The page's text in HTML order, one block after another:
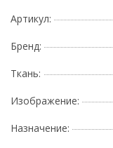
Артикул:
Бренд:
Ткань:
Изображение:
Назначение: